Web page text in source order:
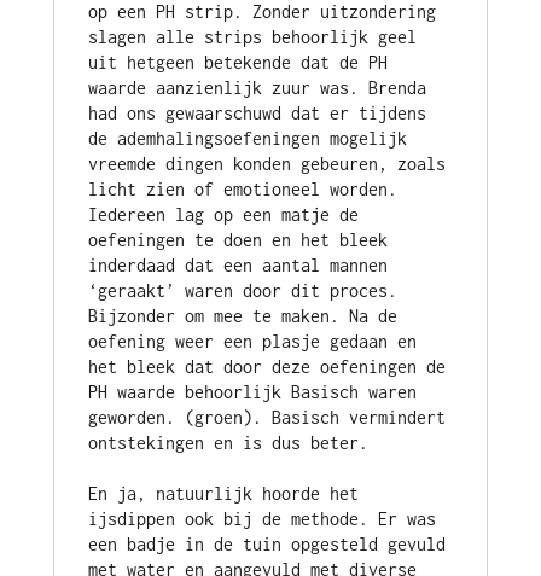
op een PH strip. Zonder uitzondering
slagen alle strips behoorlijk geel
uit hetgeen betekende dat de PH
waarde aanzienlijk zuur was. Brenda
had ons gewaarschuwd dat er tijdens
de ademhalingsoefeningen mogelijk
vreemde dingen konden gebeuren, zoals
licht zien of emotioneel worden.
Iedereen lag op een matje de
oefeningen te doen en het bleek
inderdaad dat een aantal mannen
‘geraakt’ waren door dit proces.
Bijzonder om mee te maken. Na de
oefening weer een plasje gedaan en
het bleek dat door deze oefeningen de
PH waarde behoorlijk Basisch waren
geworden. (groen). Basisch vermindert
ontstekingen en is dus beter.
En ja, natuurlijk hoorde het
ijsdippen ook bij de methode. Er was
een badje in de tuin opgesteld gevuld
met water en aangevuld met diverse